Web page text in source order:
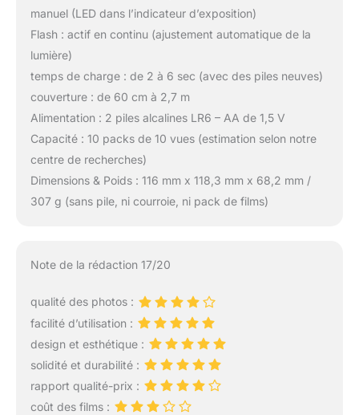
manuel (LED dans l’indicateur d’exposition)
Flash : actif en continu (ajustement automatique de la
lumière)
temps de charge : de 2 à 6 sec (avec des piles neuves)
couverture : de 60 cm à 2,7 m
Alimentation : 2 piles alcalines LR6 – AA de 1,5 V
Capacité : 10 packs de 10 vues (estimation selon notre
centre de recherches)
Dimensions & Poids : 116 mm x 118,3 mm x 68,2 mm /
307 g (sans pile, ni courroie, ni pack de films)
Note de la rédaction 17/20
qualité des photos :
facilité d’utilisation :
design et esthétique :
solidité et durabilité :
rapport qualité-prix :
coût des films :